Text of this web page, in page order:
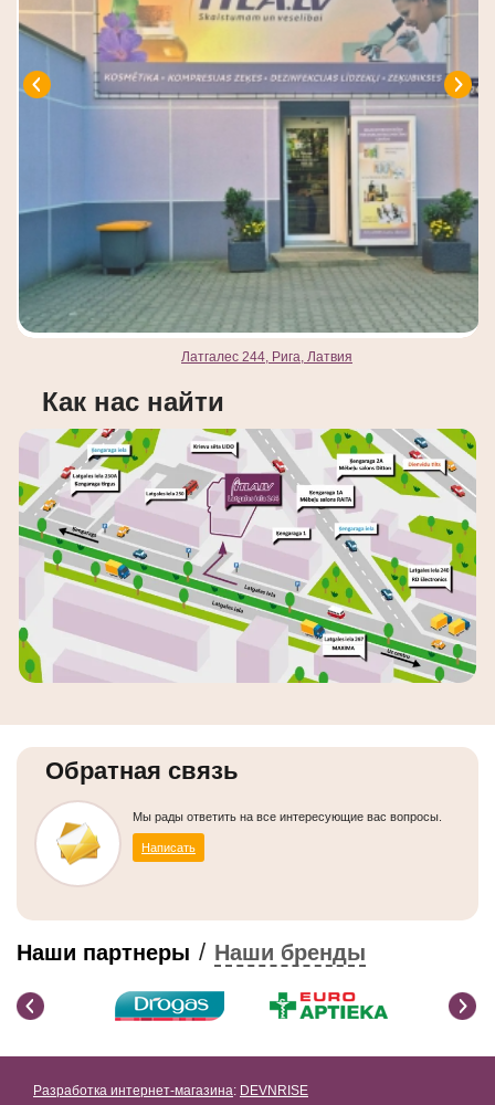
Латгалес 244, Рига, Латвия
Как нас найти
Наши партнеры / Наши бренды
Обратная связь
Мы рады ответить на все интересующие вас вопросы.
Написать
Разработка интернет-магазина: DEVNRISE